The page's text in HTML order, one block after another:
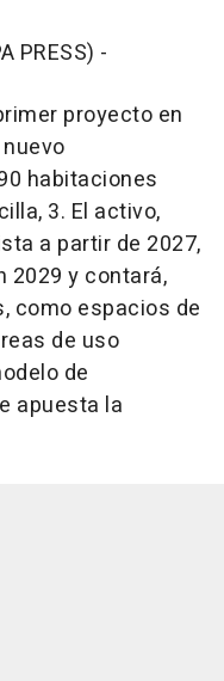
PRESS) -
proyecto en
habitaciones
3. El activo,
a partir de 2027,
2029 y contará,
como espacios de
de uso
de
apuesta la